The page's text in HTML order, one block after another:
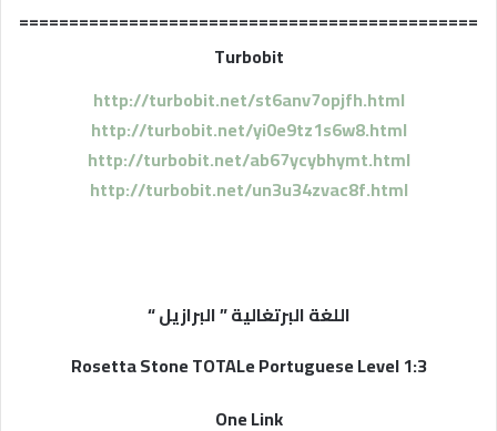
==============================================
Turbobit
http://turbobit.net/st6anv7opjfh.html
http://turbobit.net/yi0e9tz1s6w8.html
http://turbobit.net/ab67ycybhymt.html
http://turbobit.net/un3u34zvac8f.html
اللغة البرتغالية ” البرازيل “
Rosetta Stone TOTALe Portuguese Level 1:3
One Link